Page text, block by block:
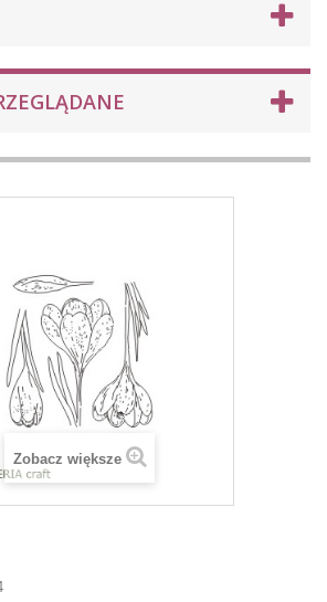
Zobacz większe